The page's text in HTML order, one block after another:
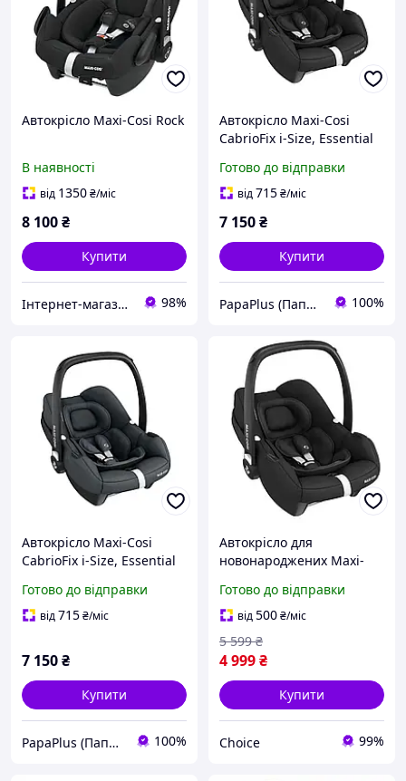
Автокрісло Maxi-Cosi Rock
В наявності
від 1350₴/міс
8 100₴
Купити
Інтернет-магазин дитячих товарів "Papa-mama" 98%
Автокрісло Maxi-Cosi
CabrioFix i-Size, Essential
Готово до відправки
від715₴/міс
7 150₴
Купити
PapaPlus (Папа Плюс) 100%
Автокрісло Maxi-Cosi
CabrioFix i-Size, Essential
Готово до відправки
від715₴/міс
7 150₴
Купити
PapaPlus (Папа Плюс) 100%
Автокрісло для
новонароджених Maxi-
Black група 0+ (0-12 кг)
Готово до відправки
від500₴/міс
4 999₴
5 599 ₴
Купити
Choice 99%